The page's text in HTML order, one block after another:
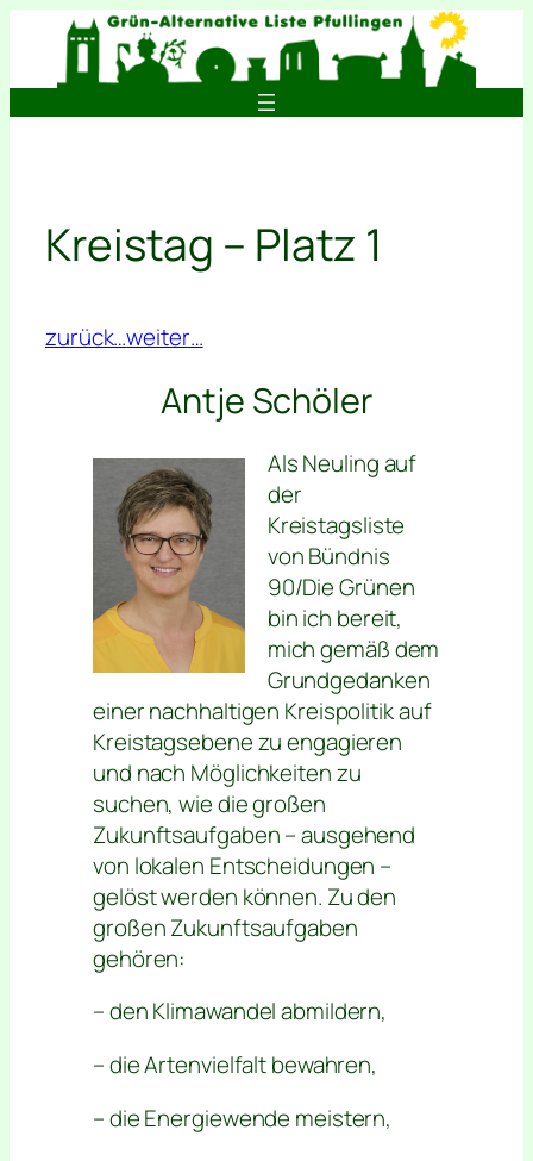
springen
Kreistag – Platz 1
zurück…weiter…
Antje Schöler
Als Neuling auf
der
Kreistagsliste
von Bündnis
90/Die Grünen
bin ich bereit,
mich gemäß dem
Grundgedanken
einer nachhaltigen Kreispolitik auf
Kreistagsebene zu engagieren
und nach Möglichkeiten zu
suchen, wie die großen
Zukunftsaufgaben – ausgehend
von lokalen Entscheidungen –
gelöst werden können. Zu den
großen Zukunftsaufgaben
gehören:
– den Klimawandel abmildern,
– die Artenvielfalt bewahren,
– die Energiewende meistern,